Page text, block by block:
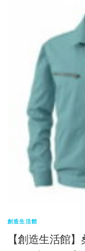
創造生活館
【創造生活館